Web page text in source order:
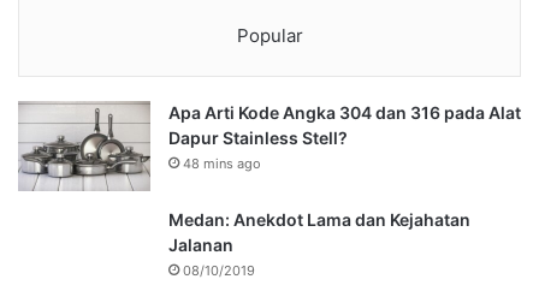
Popular
Apa Arti Kode Angka 304 dan 316 pada Alat
Dapur Stainless Stell?
48 mins ago
Medan: Anekdot Lama dan Kejahatan
Jalanan
08/10/2019